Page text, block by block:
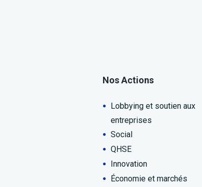
Nos Actions
Lobbying et soutien aux
entreprises
Social
QHSE
Innovation
Économie et marchés